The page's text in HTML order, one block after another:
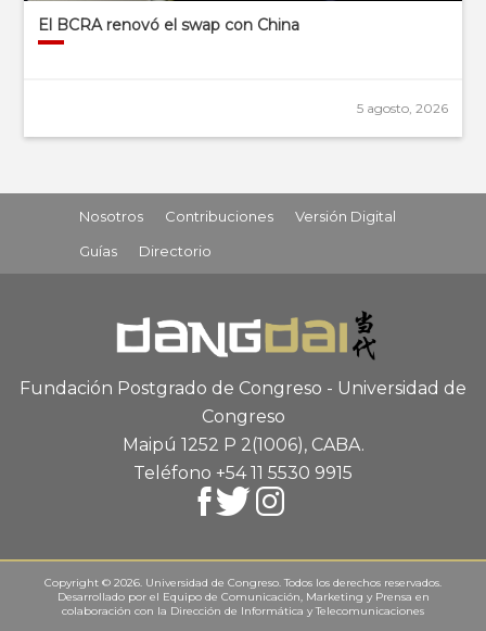
El BCRA renovó el swap con China
5 agosto, 2026
Nosotros Contribuciones
Versión Digital
Guías
Directorio
Fundación Postgrado de Congreso - Universidad de
Congreso
Maipú 1252 P 2(1006), CABA.
Teléfono +54 11 5530 9915
Copyright © 2026. Universidad de Congreso. Todos los derechos reservados.
Desarrollado por el Equipo de Comunicación, Marketing y Prensa en
colaboración con la Dirección de Informática y Telecomunicaciones